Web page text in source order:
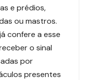
e prédios,
ou mastros.
confere a esse
o sinal
por
presentes